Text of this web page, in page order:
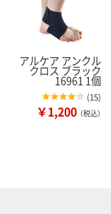
アルケア アンクル
クロス ブラック
16961 1個
(15)
￥1,200 （税込）